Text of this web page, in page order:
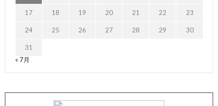
17 18 19 20 21 22 23
24 25 26 27 28 29 30
31
« 7月